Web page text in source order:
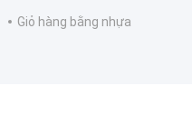
Giỏ hàng bằng nhựa